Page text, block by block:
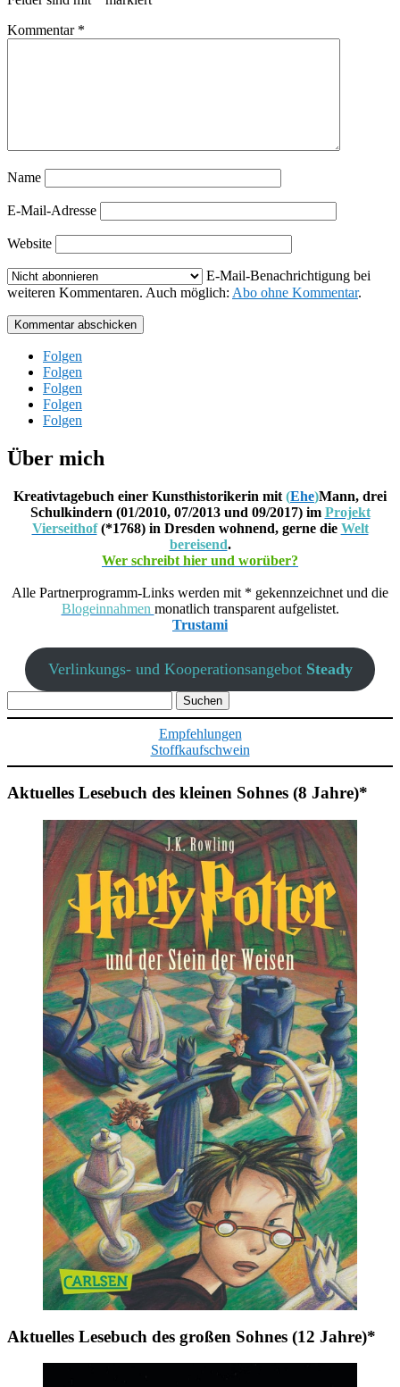
Kommentar *
Name
E-Mail-Adresse
Website
E-Mail-Benachrichtigung bei
weiteren Kommentaren. Auch möglich: Abo ohne Kommentar.
Kommentar abschicken
Folgen
Folgen
Folgen
Folgen
Folgen
Über mich
Kreativtagebuch einer Kunsthistorikerin mit (Ehe)Mann, drei
Schulkindern (01/2010, 07/2013 und 09/2017) im Projekt
Vierseithof(*1768) in Dresden wohnend, gerne die Welt
bereisend.
Wer schreibt hier und worüber?
Alle Partnerprogramm-Links werden mit * gekennzeichnet und die
Blogeinnahmen monatlich transparent aufgelistet.
Trustami
Verlinkungs- und Kooperationsangebot Steady
nach:
Empfehlungen
Stoffkaufschwein
Aktuelles Lesebuch des kleinen Sohnes (8 Jahre)*
Aktuelles Lesebuch des großen Sohnes (12 Jahre)*